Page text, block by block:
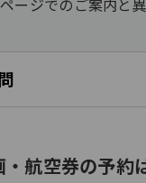
ージでのご案内と
・航空券の予約